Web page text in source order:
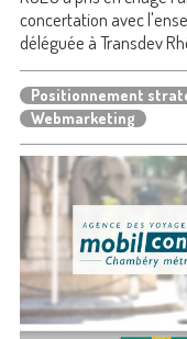
concertation avec
déléguée à Transdev
Positionnement
Webmarketing